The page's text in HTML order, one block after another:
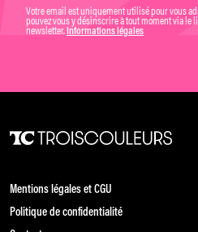
Votre email est uniquement utilisé pour vous
pouvez vous y désinscrire à tout moment via le
newsletter. Informations légales
Mentions légales et CGU
Politique de confidentialité